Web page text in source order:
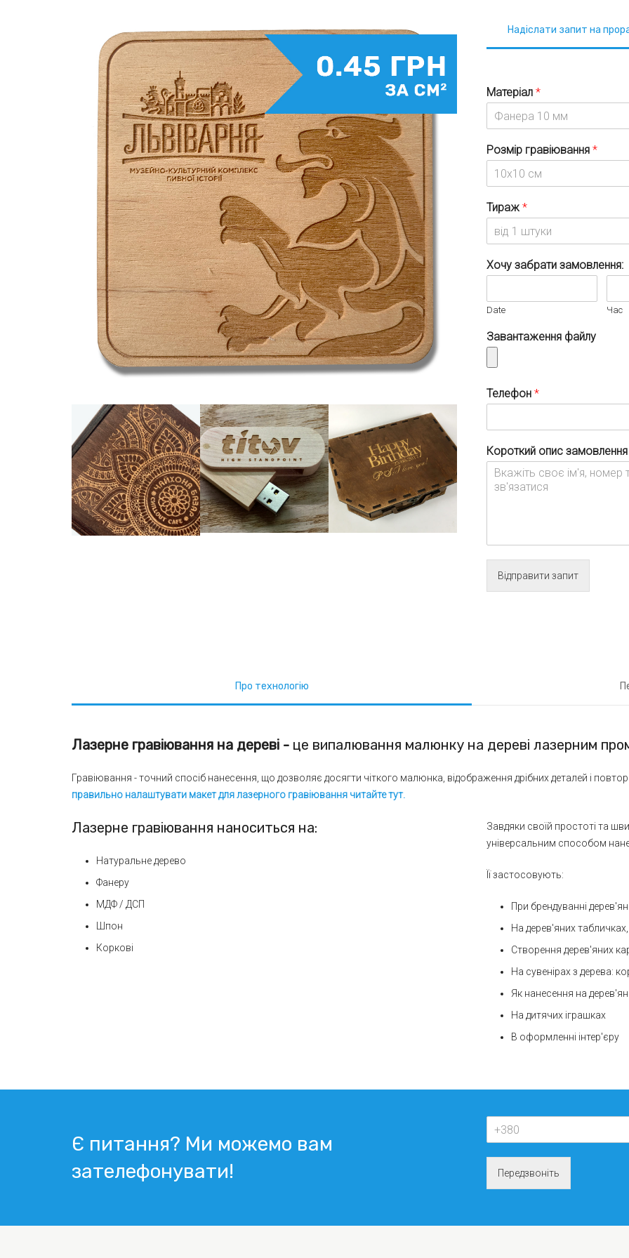
Надіслати запит на
Матеріал *
Розмір гравіювання *
Тираж*
Хочу забрати замовлення:
Date Час
Завантаження файлу
Телефон *
Короткий опис
Відправити запит
Про технологію
Лазерне гравіювання на дереві - це випалювання малюнку на дереві лазерним
Гравіювання - точний спосіб нанесення, що дозволяє досягти чіткого малюнка, відображення дрібних деталей і
правильно налаштувати макет для лазерного гравіювання читайте тут.
Лазерне гравіювання наноситься на:
Натуральне дерево
Фанеру
МДФ / ДСП
Шпон
Коркові
Завдяки своїй простоті та
універсальним способом
Її застосовують:
При брендуванні
На дерев'яних табличках,
Створення дерев'яних
На сувенірах з дерева:
Як нанесення на
На дитячих іграшках
В оформленні інтер'єру
Є питання? Ми можемо вам
зателефонувати!
Передзвоніть